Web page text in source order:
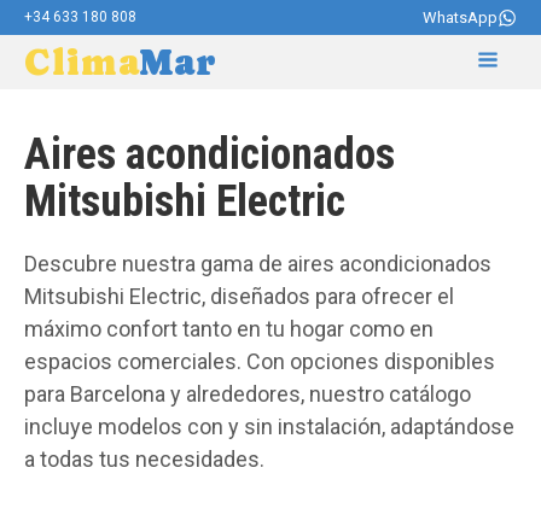
+34 633 180 808 WhatsApp
ClimaMar
Aires acondicionados
Mitsubishi Electric
Descubre nuestra gama de aires acondicionados
Mitsubishi Electric, diseñados para ofrecer el
máximo confort tanto en tu hogar como en
espacios comerciales. Con opciones disponibles
para Barcelona y alrededores, nuestro catálogo
incluye modelos con y sin instalación, adaptándose
a todas tus necesidades.